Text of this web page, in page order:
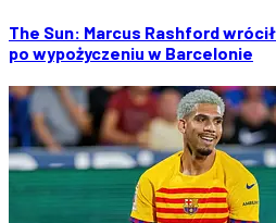
The Sun: Marcus Rashford
po wypożyczeniu w Barcelonie